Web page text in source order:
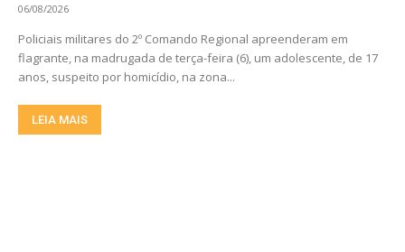
06/08/2026
Policiais militares do 2º Comando Regional apreenderam em
flagrante, na madrugada de terça-feira (6), um adolescente, de 17
anos, suspeito por homicídio, na zona...
LEIA MAIS